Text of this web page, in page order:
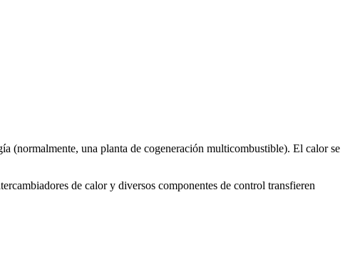
(normalmente, una planta de cogeneración multicombustible). El calor se
de calor y diversos componentes de control transfieren